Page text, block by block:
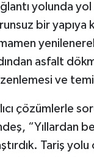
yolunda yol
bir yapıya
asfalt
ve
çözümlerle
“Yıllardan
Tariş